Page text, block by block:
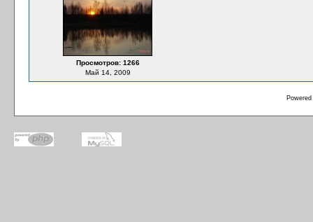
Просмотров: 1266
Май 14, 2009